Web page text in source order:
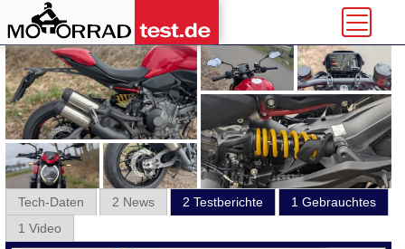
Tech-Daten 2 News 2 Testberichte
1 Gebrauchtes
1 Video